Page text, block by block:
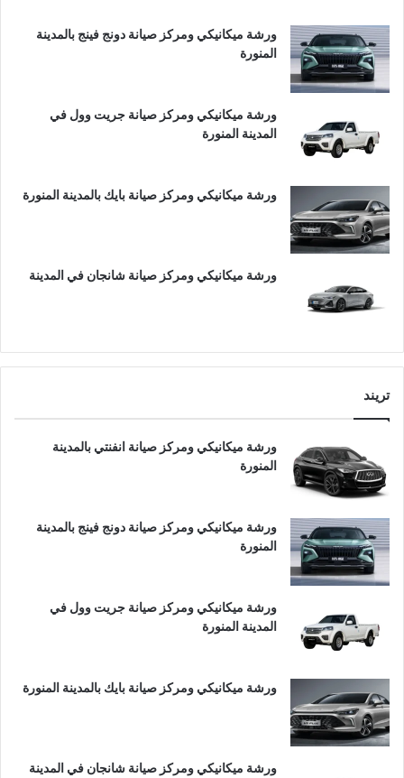
ورشة ميكانيكي ومركز صيانة دونج فينج بالمدينة
المنورة
ورشة ميكانيكي ومركز صيانة جريت وول في
المدينة المنورة
ورشة ميكانيكي ومركز صيانة بايك بالمدينة المنورة
ورشة ميكانيكي ومركز صيانة شانجان في المدينة
تريند
ورشة ميكانيكي ومركز صيانة انفنتي بالمدينة
المنورة
ورشة ميكانيكي ومركز صيانة دونج فينج بالمدينة
المنورة
ورشة ميكانيكي ومركز صيانة جريت وول في
المدينة المنورة
ورشة ميكانيكي ومركز صيانة بايك بالمدينة المنورة
ورشة ميكانيكي ومركز صيانة شانجان في المدينة